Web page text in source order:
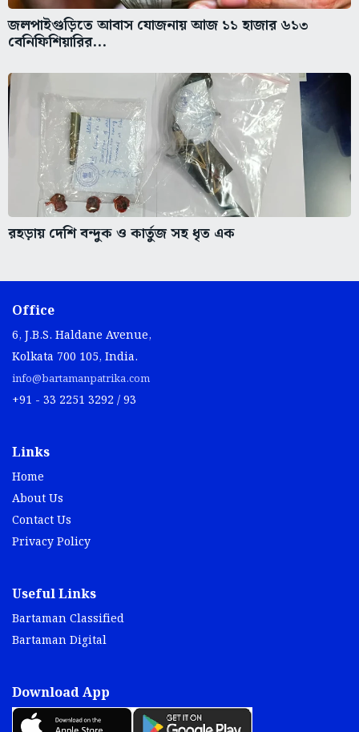
জলপাইগুড়িতে আবাস যোজনায় আজ ১১ হাজার ৬১৩
বেনিফিশিয়ারির...
রহড়ায় দেশি বন্দুক ও কার্তুজ সহ ধৃত এক
Office
6, J.B.S. Haldane Avenue,
Kolkata 700 105, India.
info@bartamanpatrika.com
+91 - 33 2251 3292 / 93
Links
Home
About Us
Contact Us
Privacy Policy
Useful Links
Bartaman Classified
Bartaman Digital
Download App